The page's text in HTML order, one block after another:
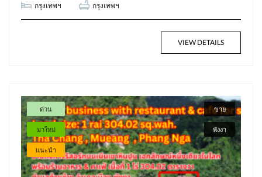
กรุงเทพฯ กรุงเทพฯ
VIEW DETAILS
ด่วน
มาใหม่
แนะนำ
ขาย
พังงา